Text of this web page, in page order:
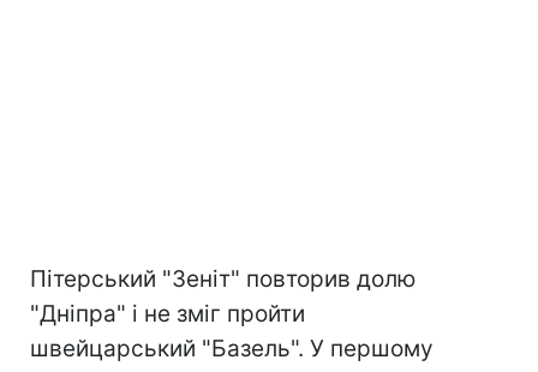
Пітерський "Зеніт" повторив долю
"Дніпра" і не зміг пройти
швейцарський "Базель". У першому